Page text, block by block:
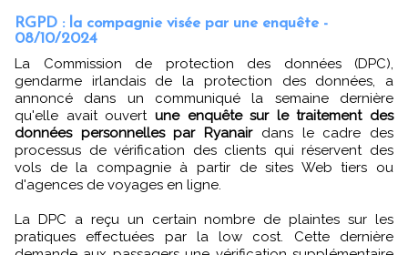
RGPD : la compagnie visée par une enquête -
08/10/2024
La Commission de protection des données (DPC),
gendarme irlandais de la protection des données, a
annoncé dans un communiqué la semaine dernière
qu'elle avait ouvert une enquête sur le traitement des
données personnelles par Ryanairdans le cadre des
processus de vérification des clients qui réservent des
vols de la compagnie à partir de sites Web tiers ou
d'agences de voyages en ligne.
La DPC a reçu un certain nombre de plaintes sur les
pratiques effectuées par la low cost. Cette dernière